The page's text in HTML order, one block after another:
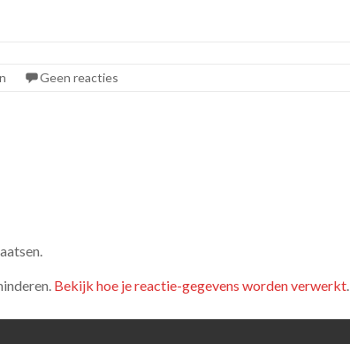
Geen reacties
Bekijk hoe je reactie-gegevens worden verwerkt.